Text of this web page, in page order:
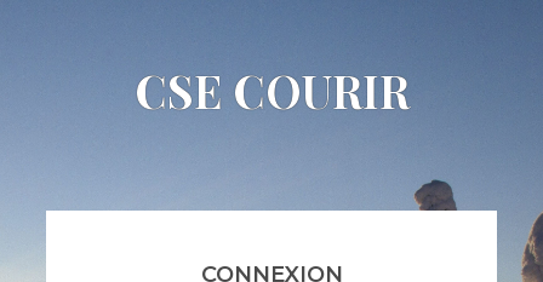
CSE COURIR
CONNEXION